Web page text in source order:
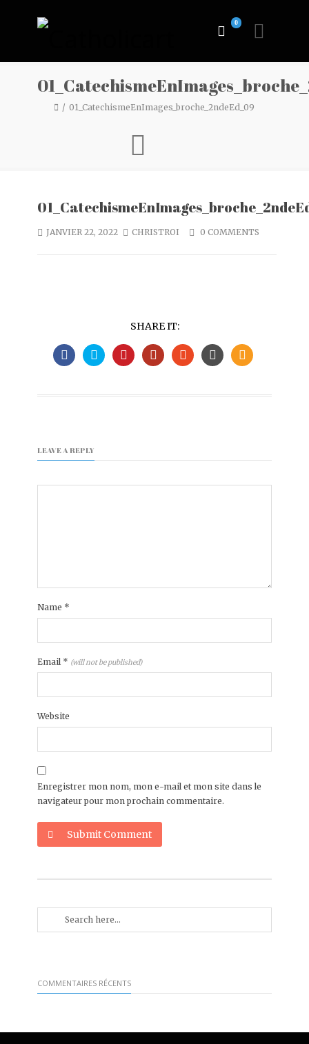
0
01_CatechismeEnImages_broche_2ndeEd_09
JANVIER 22, 2022 CHRISTROI 0 COMMENTS
SHARE IT:
LEAVE A REPLY
Name *
Email * (will not be published)
Website
Enregistrer mon nom, mon e-mail et mon site dans le
navigateur pour mon prochain commentaire.
Submit Comment
COMMENTAIRES RÉCENTS